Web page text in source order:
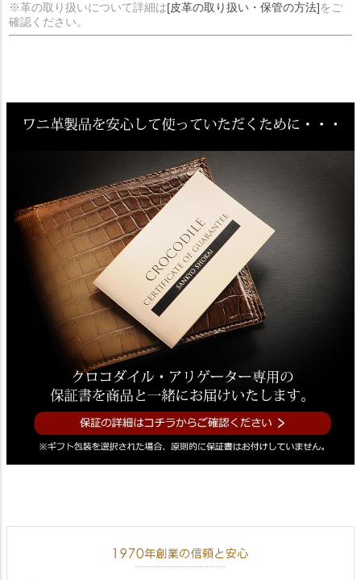
※革の取り扱いについて詳細は[皮革の取り扱い・保管の方法]をご
確認ください。